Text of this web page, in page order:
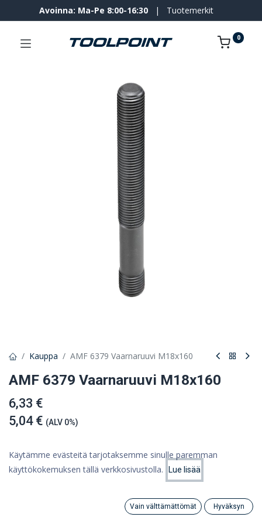
Hinta:
Lisää ostoskoriin
Category
Avoinna: Ma-Pe 8:00-16:30 | Tuotemerkit
0
Kauppa AMF 6379 Vaarnaruuvi M18x160
AMF 6379 Vaarnaruuvi M18x160
6,33 €
5,04 € (ALV 0%)
Lisää ostoskoriin
Käytämme evästeitä tarjotaksemme sinulle paremman
käyttökokemuksen tällä verkkosivustolla.
Lue lisää
Vain välttämättömät Hyväksyn